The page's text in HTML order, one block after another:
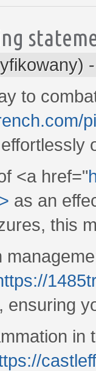
to
<a href="
as an
this